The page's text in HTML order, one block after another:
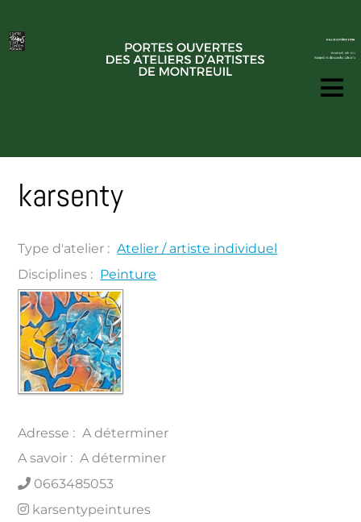
karsenty
Type d'atelier : Atelier / artiste individuel
Disciplines : Peinture
Adresse : A déterminer
A savoir : A déterminer
0663485053
karsentypeintures